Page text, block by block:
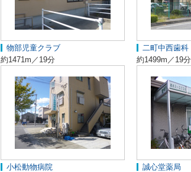
物部児童クラブ
約1471m／19分
二町中西歯科
約1499m／19分
小松動物病院
誠心堂薬局